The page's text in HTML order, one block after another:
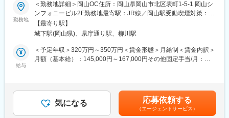
毛髪クリニックリーブ21は、独自の技術とアプローチで育毛・発
毛サービスを提供する専門クリニック。
お客様の悩みに寄り添い、発毛施術とカウンセリングを通じてサ
ポートする【カウンセラー職】を募集します。
【この仕事のポイント】
■教育体制が充実！
・入社後はインストラクターによる研修からスタート。店舗配属
後もチーフやメンターがしっかりサポートしてくれるので、安心
勤務地
＜勤務地詳細＞岡山OC住所：岡山県岡山市北区表町1-5-1 岡山シ
ンフォニービル2F勤務地最寄駅：JR線／岡山駅受動喫煙対策：屋
内全面禁煙変更の範囲：会社の定める事業所
【最寄り駅】
城下駅(岡山県)、県庁通り駅、柳川駅
給与
＜予定年収＞320万円～350万円＜賃金形態＞月給制＜賃金内訳＞
月額（基本給）：145,000円～167,000円その他固定手当/月：
店舗スタッフ全員に賞与支給。・カウンセラー認定後3ヶ月毎の成
績評価：業績給10,000円⇒40,000円までUP・成績によりランク
が変動：役職手当80,000円⇒130,000円までUP賃金はあくまでも
気になる 応募依頼する
（エージェントサービス）